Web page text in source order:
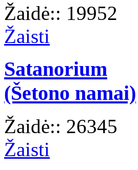
Žaidė:: 19952
Žaisti
Satanorium
(Šetono namai)
Žaidė:: 26345
Žaisti